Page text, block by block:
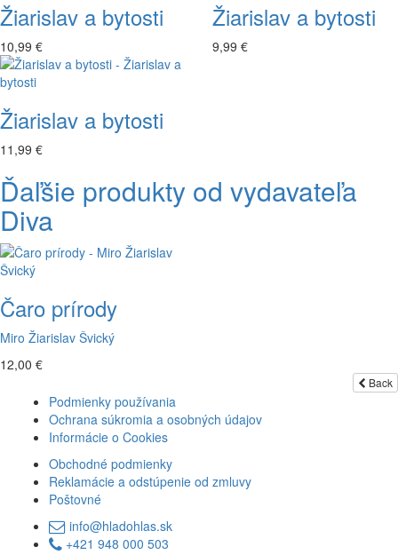
Žiarislav a bytosti
10,99 €
Žiarislav a bytosti
9,99 €
Žiarislav a bytosti
11,99 €
Ďaľšie produkty od vydavateľa
Diva
Čaro prírody
Miro Žiarislav Švický
12,00 €
Back
Podmienky používania
Ochrana súkromia a osobných údajov
Informácie o Cookies
Obchodné podmienky
Reklamácie a odstúpenie od zmluvy
Poštovné
info@hladohlas.sk
+421 948 000 503